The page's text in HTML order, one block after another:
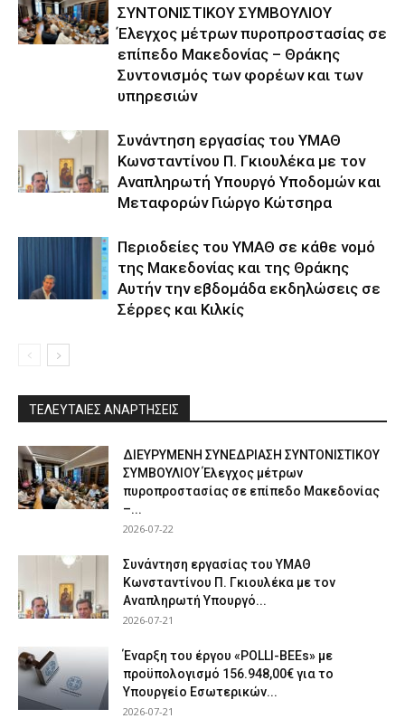
ΣΥΝΤΟΝΙΣΤΙΚΟΥ ΣΥΜΒΟΥΛΙΟΥ
Έλεγχος μέτρων πυροπροστασίας σε
επίπεδο Μακεδονίας – Θράκης
Συντονισμός των φορέων και των
υπηρεσιών
Συνάντηση εργασίας του ΥΜΑΘ
Κωνσταντίνου Π. Γκιουλέκα με τον
Αναπληρωτή Υπουργό Υποδομών και
Μεταφορών Γιώργο Κώτσηρα
Περιοδείες του ΥΜΑΘ σε κάθε νομό
της Μακεδονίας και της Θράκης
Αυτήν την εβδομάδα εκδηλώσεις σε
Σέρρες και Κιλκίς
ΤΕΛΕΥΤΑΙΕΣ ΑΝΑΡΤΗΣΕΙΣ
ΔΙΕΥΡΥΜΕΝΗ ΣΥΝΕΔΡΙΑΣΗ ΣΥΝΤΟΝΙΣΤΙΚΟΥ
ΣΥΜΒΟΥΛΙΟΥ Έλεγχος μέτρων
πυροπροστασίας σε επίπεδο Μακεδονίας
–...
2026-07-22
Συνάντηση εργασίας του ΥΜΑΘ
Κωνσταντίνου Π. Γκιουλέκα με τον
Αναπληρωτή Υπουργό...
2026-07-21
Έναρξη του έργου «POLLI-BEEs» με
προϋπολογισμό 156.948,00€ για το
Υπουργείο Εσωτερικών...
2026-07-21